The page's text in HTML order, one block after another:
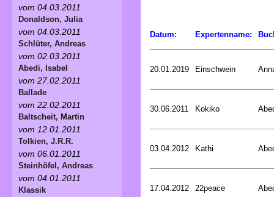
Datum: Expertenname:
20.01.2019 Einschwein
30.06.2011 Kokiko
03.04.2012 Kathi
17.04.2012 22peace
vom 04.03.2011
Donaldson, Julia
vom 04.03.2011
Schlüter, Andreas
vom 02.03.2011
Abedi, Isabel
vom 27.02.2011
Ballade
vom 22.02.2011
Baltscheit, Martin
vom 12.01.2011
Tolkien, J.R.R.
vom 06.01.2011
Steinhöfel, Andreas
vom 04.01.2011
Klassik